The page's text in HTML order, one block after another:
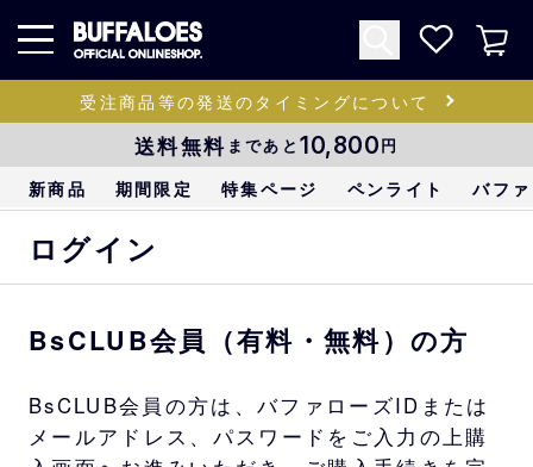
受注商品等の発送のタイミングについて
送料無料 まであと 10,800円
新商品 期間限定 特集ページ ペンライト バフ
ログイン
BsCLUB会員（有料・無料）の方
BsCLUB会員の方は、バファローズIDまたは
メールアドレス、パスワードをご入力の上購